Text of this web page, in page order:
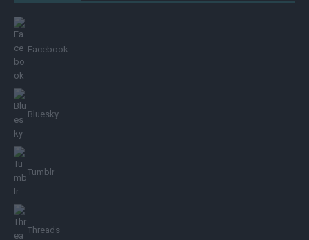
Facebook
Bluesky
Tumblr
Threads